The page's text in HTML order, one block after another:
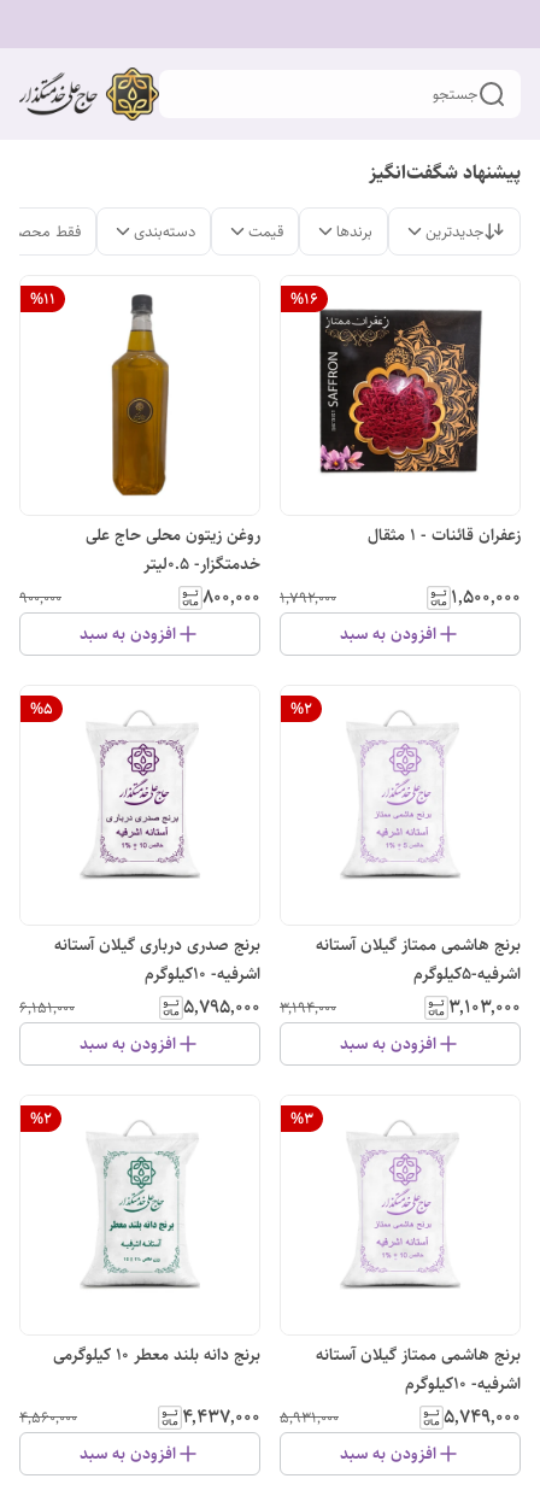
جستجو
پیشنهاد شگفت‌انگیز
جدیدترین برندها قیمت دسته‌بندی فقط
%16
زعفران قائنات - 1 مثقال
۱٬۵۰۰٬۰۰۰ ۱٬۷۹۲٬۰۰۰
افزودن به سبد
%11
روغن زیتون محلی حاج علی
خدمتگزار- ۰.۵لیتر
۸۰۰٬۰۰۰ ۹۰۰٬۰۰۰
افزودن به سبد
%2
برنج هاشمی ممتاز گیلان آستانه
اشرفیه-5کیلوگرم
۳٬۱۰۳٬۰۰۰ ۳٬۱۹۴٬۰۰۰
افزودن به سبد
%5
برنج صدری درباری گیلان آستانه
اشرفیه- ۱۰کیلوگرم
۵٬۷۹۵٬۰۰۰ ۶٬۱۵۱٬۰۰۰
افزودن به سبد
%3
برنج هاشمی ممتاز گیلان آستانه
اشرفیه- 10کیلوگرم
۵٬۷۴۹٬۰۰۰ ۵٬۹۳۱٬۰۰۰
افزودن به سبد
%2
برنج دانه بلند معطر ۱۰ کیلوگرمی
۴٬۴۳۷٬۰۰۰ ۴٬۵۶۰٬۰۰۰
افزودن به سبد